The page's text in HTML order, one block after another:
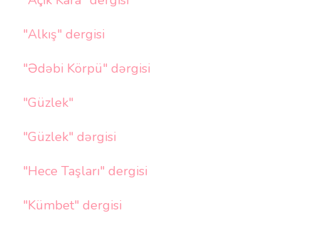
"Alkış" dergisi
"Ədəbi Körpü" dərgisi
"Güzlek"
"Güzlek" dərgisi
"Hece Taşları" dergisi
"Kümbet" dergisi